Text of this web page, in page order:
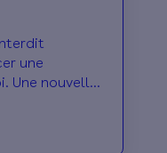
une
Une nouvelle
! Nous